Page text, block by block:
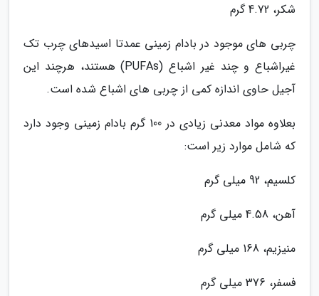
شکر، 4.72 گرم
چربی های موجود در بادام زمینی عمدتا اسیدهای چرب تک
غیراشباع و چند غیر اشباع (PUFAs) هستند، هرچند این
آجیل حاوی اندازه کمی از چربی های اشباع شده است.
بعلاوه مواد معدنی زیادی در 100 گرم بادام زمینی وجود دارد
که شامل موارد زیر است:
کلسیم، 92 میلی گرم
آهن، 4.58 میلی گرم
منیزیم، 168 میلی گرم
فسفر، 376 میلی گرم